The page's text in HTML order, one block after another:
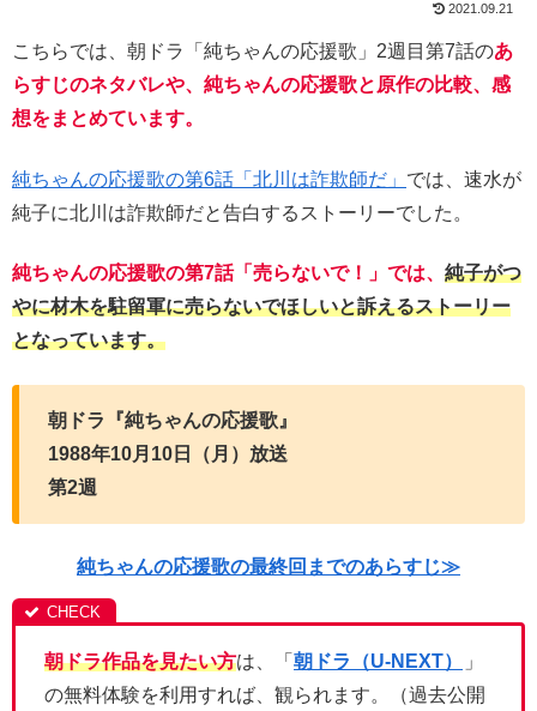
2021.09.21
こちらでは、朝ドラ「純ちゃんの応援歌」2週目第7話のあ
らすじのネタバレや、純ちゃんの応援歌と原作の比較、感
想をまとめています。
純ちゃんの応援歌の第6話「北川は詐欺師だ」 では、速水が
純子に北川は詐欺師だと告白するストーリーでした。
純ちゃんの応援歌の第7話「売らないで！」では、 純子がつ
やに材木を駐留軍に売らないでほしいと訴えるストーリー
となっています。
朝ドラ『純ちゃんの応援歌』
1988年10月10日（月）放送
第2週
純ちゃんの応援歌の最終回までのあらすじ≫
朝ドラ作品を見たい方は、「 朝ドラ（U-NEXT）
」
の無料体験を利用すれば、観られます。（過去公開